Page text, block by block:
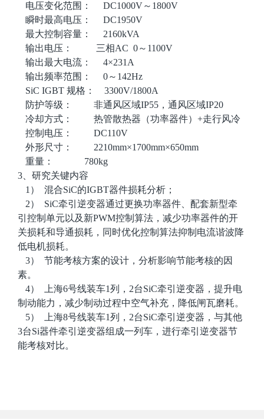
电压变化范围： DC1000V～1800V
瞬时最高电压： DC1950V
最大控制容量： 2160kVA
输出电压： 三相AC 0～1100V
输出最大电流： 4×231A
输出频率范围： 0～142Hz
SiC IGBT 规格： 3300V/1800A
防护等级： 非通风区域IP55，通风区域IP20
冷却方式： 热管散热器（功率器件）+走行风冷
控制电压： DC110V
外形尺寸： 2210mm×1700mm×650mm
重量： 780kg
3 、研究关键内容
1）
混合SiC的IGBT器件损耗分析；
2）
SiC牵引逆变器通过更换功率器件、配套新型牵
引控制单元以及新PWM控制算法，减少功率器件的开
关损耗和导通损耗，同时优化控制算法抑制电流谐波降
低电机损耗。
3）
节能考核方案的设计，分析影响节能考核的因
素。
4）
上海6号线装车1列，2台SiC牵引逆变器，提升电
制动能力，减少制动过程中空气补充，降低闸瓦磨耗。
5）
上海8号线装车1列，2台SiC牵引逆变器，与其他
3台Si器件牵引逆变器组成一列车，进行牵引逆变器节
能考核对比。